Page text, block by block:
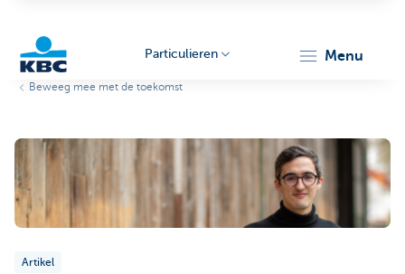
Particulieren
Particulieren menu
Beweeg mee met de toekomst
Artikel